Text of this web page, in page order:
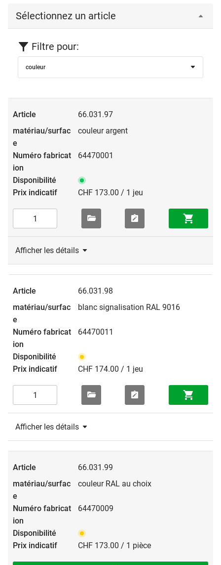
Sélectionnez un article
Filtre pour:
couleur
66.031.97
couleur argent
64470001
CHF 173.00 / 1 jeu
Afficher les détails
66.031.98
blanc signalisation RAL 9016
64470011
CHF 174.00 / 1 jeu
Afficher les détails
66.031.99
couleur RAL au choix
64470009
CHF 173.00 / 1 pièce